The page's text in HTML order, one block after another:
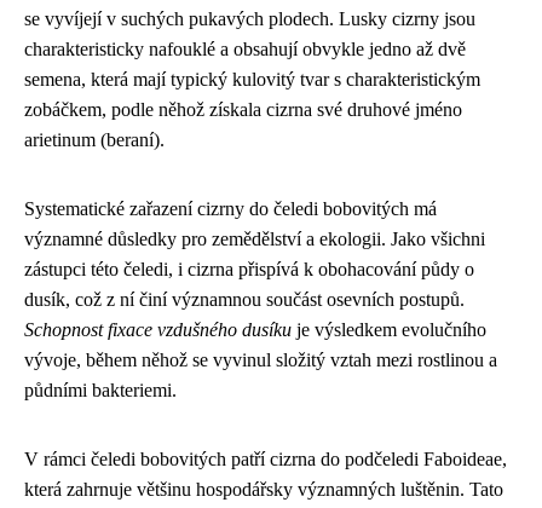
se vyvíjejí v suchých pukavých plodech. Lusky cizrny jsou
charakteristicky nafouklé a obsahují obvykle jedno až dvě
semena, která mají typický kulovitý tvar s charakteristickým
zobáčkem, podle něhož získala cizrna své druhové jméno
arietinum (beraní).
Systematické zařazení cizrny do čeledi bobovitých má
významné důsledky pro zemědělství a ekologii. Jako všichni
zástupci této čeledi, i cizrna přispívá k obohacování půdy o
dusík, což z ní činí významnou součást osevních postupů.
Schopnost fixace vzdušného dusíku je výsledkem evolučního
vývoje, během něhož se vyvinul složitý vztah mezi rostlinou a
půdními bakteriemi.
V rámci čeledi bobovitých patří cizrna do podčeledi Faboideae,
která zahrnuje většinu hospodářsky významných luštěnin. Tato